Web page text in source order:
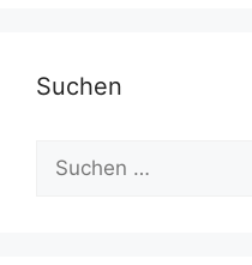
Suchen
Suchen
nach: